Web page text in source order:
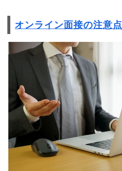
オンライン面接の注意点